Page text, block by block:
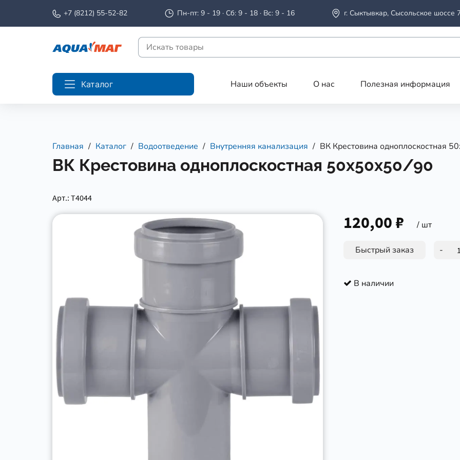
+7 (8212) 55-52-82 Пн-пт: 9 - 19 · Сб: 9 - 18 · Вс: 9 - 16 г. Сыктывкар, Сысольское шоссе
Каталог Наши объекты О нас Полезная информация
Главная Каталог Водоотведение Внутренняя канализация ВК Крестовина одноплоскостная
ВК Крестовина одноплоскостная 50х50х50/90
Арт.: Т4044
120,00 ₽ / шт
Быстрый заказ -
В наличии